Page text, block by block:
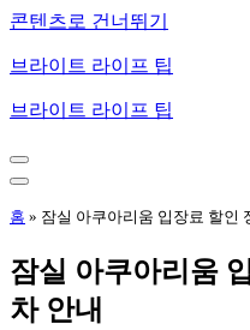
콘텐츠로 건너뛰기
브라이트 라이프 팁
브라이트 라이프 팁
내
비
게
션
메
뉴
내
비
이
션
메
뉴
홈 » 잠실 아쿠아리움 입장료 할인
잠실 아쿠아리움
차 안내